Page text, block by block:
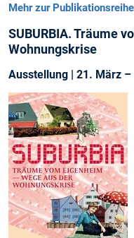
Mehr zur
SUBURBIA. Träume
Wohnungskrise
Ausstellung | 21. März